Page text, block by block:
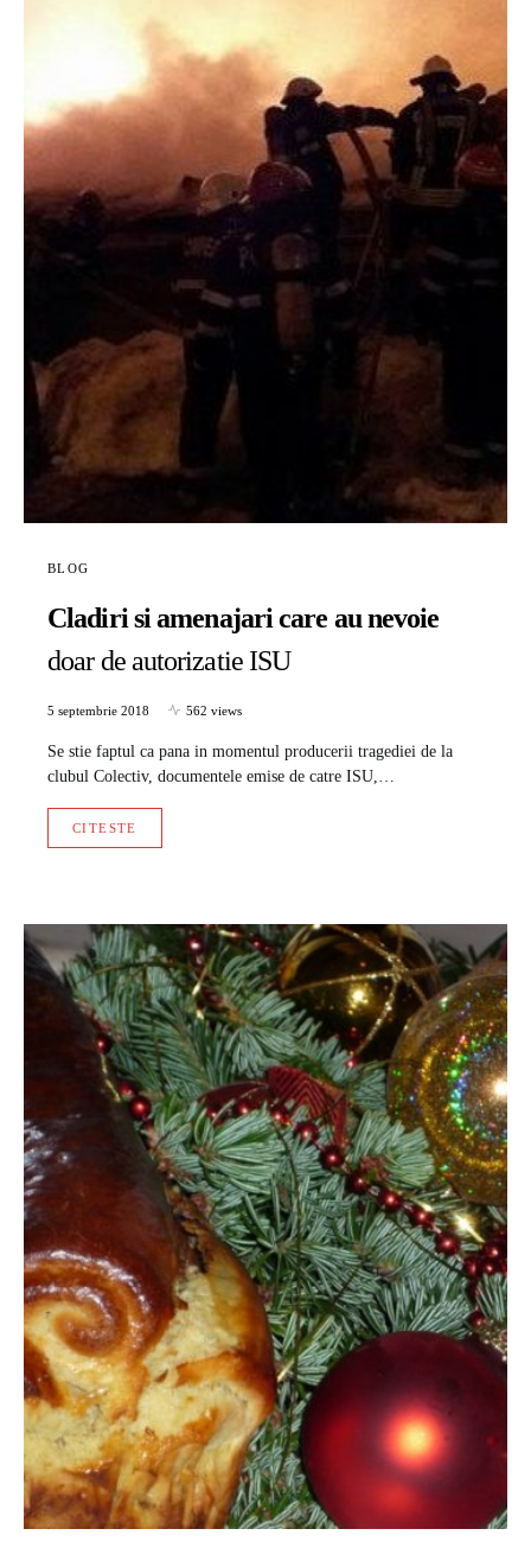
BLOG
Cladiri si amenajari care au nevoie
doar de autorizatie ISU
5 septembrie 2018 562 views
Se stie faptul ca pana in momentul producerii tragediei de la
clubul Colectiv, documentele emise de catre ISU,…
CITESTE